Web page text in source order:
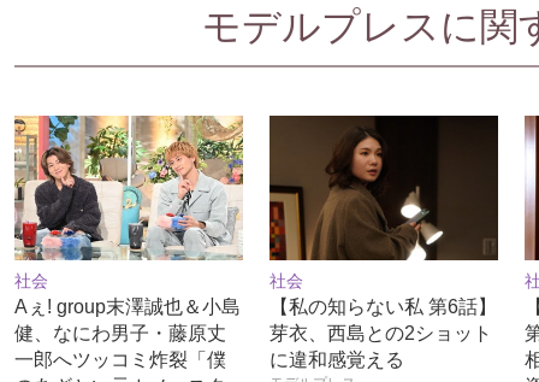
モデルプレスに関
社会
Aぇ! group末澤誠也＆小島
健、なにわ男子・藤原丈
一郎へツッコミ炸裂「僕
社会
【私の知らない私 第6話】
芽衣、西島との2ショット
に違和感覚える